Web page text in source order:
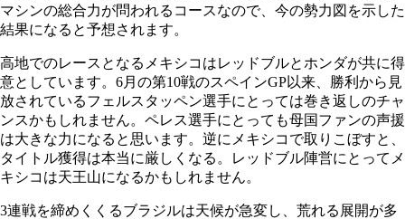
マシンの総合力が問われるコースなので、今の勢力図を示した
結果になると予想されます。
高地でのレースとなるメキシコはレッドブルとホンダが共に得
意としています。6月の第10戦のスペインGP以来、勝利から見
放されているフェルスタッペン選手にとっては巻き返しのチャ
ンスかもしれません。ペレス選手にとっても母国ファンの声援
は大きな力になると思います。逆にメキシコで取りこぼすと、
タイトル獲得は本当に厳しくなる。レッドブル陣営にとってメ
キシコは天王山になるかもしれません。
3連戦を締めくくるブラジルは天候が急変し、荒れる展開が多